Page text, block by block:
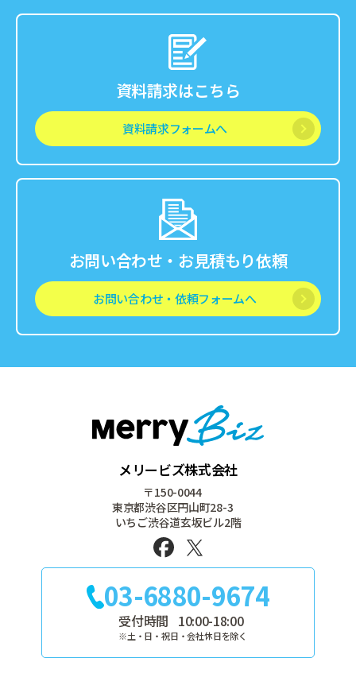
資料請求はこちら
資料請求フォームへ
お問い合わせ・お見積もり依頼
お問い合わせ・依頼フォームへ
03-6880-9674
受付時間 10:00-18:00
※土・日・祝日・会社休日を除く
メリービズ株式会社
〒150-0044
東京都渋谷区円山町28-3
いちご渋谷道玄坂ビル2階